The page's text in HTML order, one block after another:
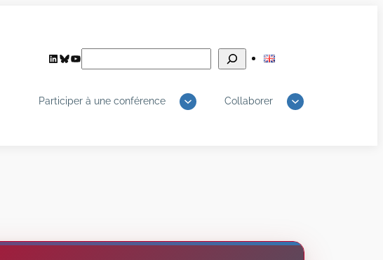
LinkedIn
Bluesky
YouTube
Participer à une conférence Collaborer